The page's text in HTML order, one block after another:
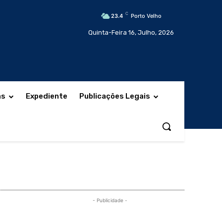
23.4 C Porto Velho
Quinta-Feira 16, Julho, 2026
Expediente Publicações Legais
- Publicidade -